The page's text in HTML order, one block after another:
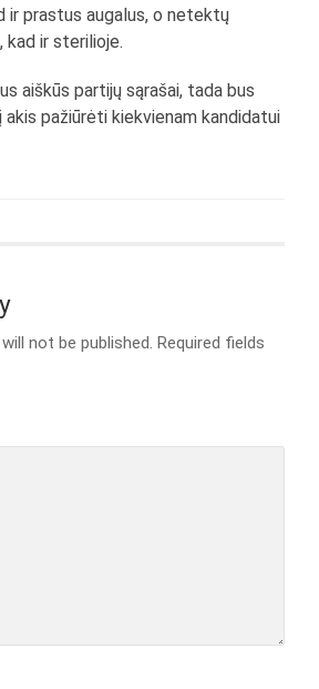
ir prastus augalus, o netektų
ir sterilioje.
aiškūs partijų sąrašai, tada bus
akis pažiūrėti kiekvienam kandidatui
not be published. Required fields